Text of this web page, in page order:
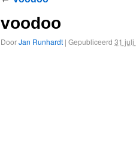
voodoo
DoorJan Runhardt | Gepubliceerd 31 juli